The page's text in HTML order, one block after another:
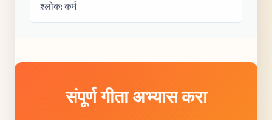
श्लोक: कर्म
संपूर्ण गीता अभ्यास करा